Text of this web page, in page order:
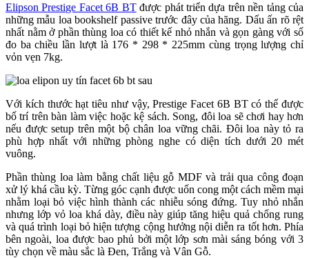
Elipson Prestige Facet 6B BTđược phát triển dựa trên nền tảng của
những mẫu loa bookshelf passive trước đây của hãng. Dấu ấn rõ rệt
nhất nằm ở phần thùng loa có thiết kế nhỏ nhắn và gọn gàng với số
đo ba chiều lần lượt là 176 * 298 * 225mm cùng trọng lượng chỉ
vỏn vẹn 7kg.
Với kích thước hạt tiêu như vậy, Prestige Facet 6B BT có thể được
bố trí trên bàn làm việc hoặc kệ sách. Song, đôi loa sẽ chơi hay hơn
nếu được setup trên một bộ chân loa vững chãi. Đôi loa này tỏ ra
phù hợp nhất với những phòng nghe có diện tích dưới 20 mét
vuông.
Phần thùng loa làm bằng chất liệu gỗ MDF và trải qua công đoạn
xử lý khá cầu kỳ. Từng góc cạnh được uốn cong một cách mềm mại
nhằm loại bỏ việc hình thành các nhiễu sóng đứng. Tuy nhỏ nhắn
nhưng lớp vỏ loa khá dày, điều này giúp tăng hiệu quả chống rung
và quá trình loại bỏ hiện tượng cộng hưởng nội diễn ra tốt hơn. Phía
bên ngoài, loa được bao phủ bởi một lớp sơn mài sáng bóng với 3
tùy chọn về màu sắc là Đen, Trắng và Vân Gỗ.